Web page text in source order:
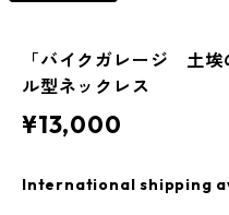
「バイクガレージ 土埃
ル型ネックレス
¥13,000
International shipping